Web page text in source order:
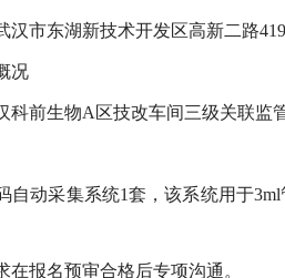
汉市东湖新技术开发区高新二路
况
科前生物A区技改车间三级关联监
自动采集系统1套，该系统用于
在报名预审合格后专项沟通。